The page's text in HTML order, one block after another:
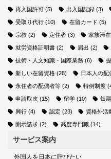
再入国許可 (5) 出入国記録(3)
受取り代行 (10) 在留カード (5)
宗教 (2) 定住者(3) 家族滞在
就労資格証明書 (2) 届出 (2)
技術・人文知識・国際業務 (6)
新しい在留資格 (28) 日本人の配
永住者の配偶者等 (2) 特例制度
申請取次 (15) 留学(10) 短
興行 (4) 認定 (23) 資格外活
開示請求 (2) 高度専門職(14)
サービス案内
外国人を日本に呼びたい